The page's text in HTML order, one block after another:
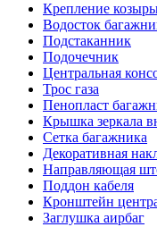
Крепление
Водосток
Подстаканник
Подочечник
Центральная
Трос газа
Пенопласт
Крышка зеркала
Сетка багажника
Декоративная
Направляющая
Поддон кабеля
Кронштейн
Заглушка аирбаг